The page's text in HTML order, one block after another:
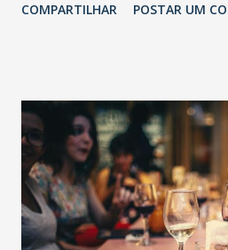
COMPARTILHAR POSTAR UM